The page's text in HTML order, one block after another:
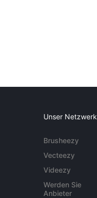
Unser Netzwerk
Brusheezy
Vecteezy
Videezy
Werden Sie
Anbieter